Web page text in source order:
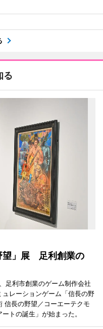
る
望」展 足利創業の
足利市創業のゲーム制作会社
ュレーションゲーム「信長の野
信長の野望／コーエーテクモ
トの誕生」が始まった。